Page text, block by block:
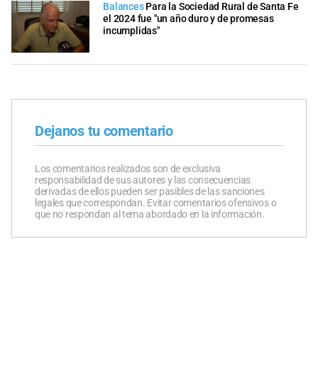
Balances Para la Sociedad Rural de Santa Fe
el 2024 fue "un año duro y de promesas
incumplidas"
Dejanos tu comentario
Los comentarios realizados son de exclusiva
responsabilidad de sus autores y las consecuencias
derivadas de ellos pueden ser pasibles de las sanciones
legales que correspondan. Evitar comentarios ofensivos o
que no respondan al tema abordado en la información.